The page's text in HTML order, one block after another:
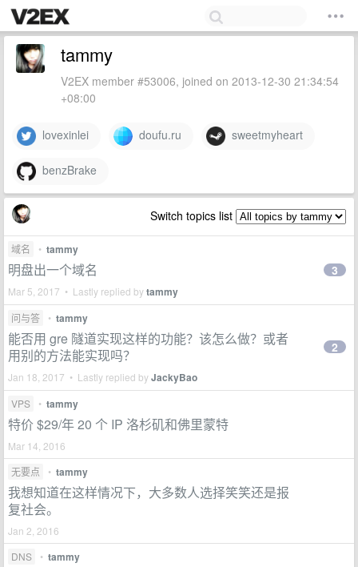
tammy
V2EX member #53006, joined on 2013-12-30 21:34:54
+08:00
lovexinlei doufu.ru sweetmyheart
benzBrake
Switch topics list
域名 • tammy
明盘出一个域名
Mar 5, 2017 • Lastly replied bytammy
3
问与答 • tammy
能否用 gre 隧道实现这样的功能？该怎么做？或者
用别的方法能实现吗？
Jan 18, 2017 • Lastly replied byJackyBao
2
VPS • tammy
特价 $29/年 20 个 IP 洛杉矶和佛里蒙特
Mar 14, 2016
无要点
• tammy
我想知道在这样情况下，大多数人选择笑笑还是报
复社会。
Jan 2, 2016
DNS
• tammy